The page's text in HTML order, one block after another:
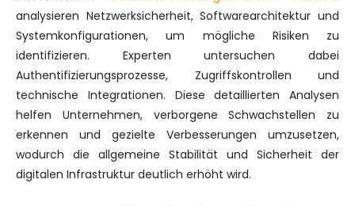
analysieren Netzwerksicherheit, Softwarearchitektur und
Systemkonfigurationen, um mögliche Risiken zu
identifizieren. Experten untersuchen dabei
Authentifizierungsprozesse, Zugriffskontrollen und
technische Integrationen. Diese detaillierten Analysen
helfen Unternehmen, verborgene Schwachstellen zu
erkennen und gezielte Verbesserungen umzusetzen,
wodurch die allgemeine Stabilität und Sicherheit der
digitalen Infrastruktur deutlich erhöht wird.